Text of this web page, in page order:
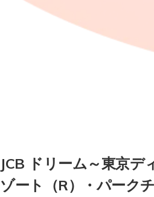
JCB ドリーム～東京デ
ゾート（R）・パーク